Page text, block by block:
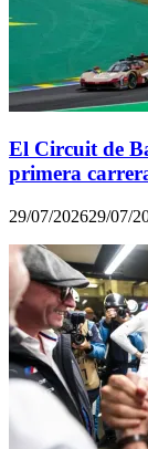
El Circuit de
primera
29/07/202629/07/